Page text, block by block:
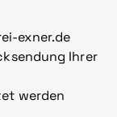
exner.de
Ihrer
werden